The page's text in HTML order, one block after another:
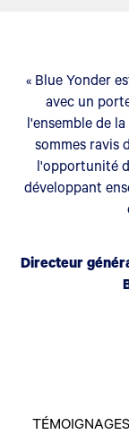
« Blue Yonder
avec un
l'ensemble de
sommes ravis
l'opportunité
développant
Directeur